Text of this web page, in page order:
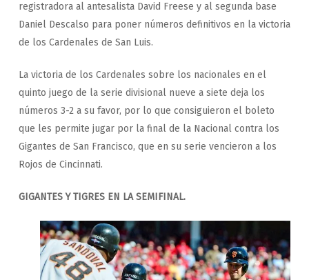
registradora al antesalista David Freese y al segunda base
Daniel Descalso para poner números definitivos en la victoria
de los Cardenales de San Luis.
La victoria de los Cardenales sobre los nacionales en el
quinto juego de la serie divisional nueve a siete deja los
números 3-2 a su favor, por lo que consiguieron el boleto
que les permite jugar por la final de la Nacional contra los
Gigantes de San Francisco, que en su serie vencieron a los
Rojos de Cincinnati.
GIGANTES Y TIGRES EN LA SEMIFINAL.